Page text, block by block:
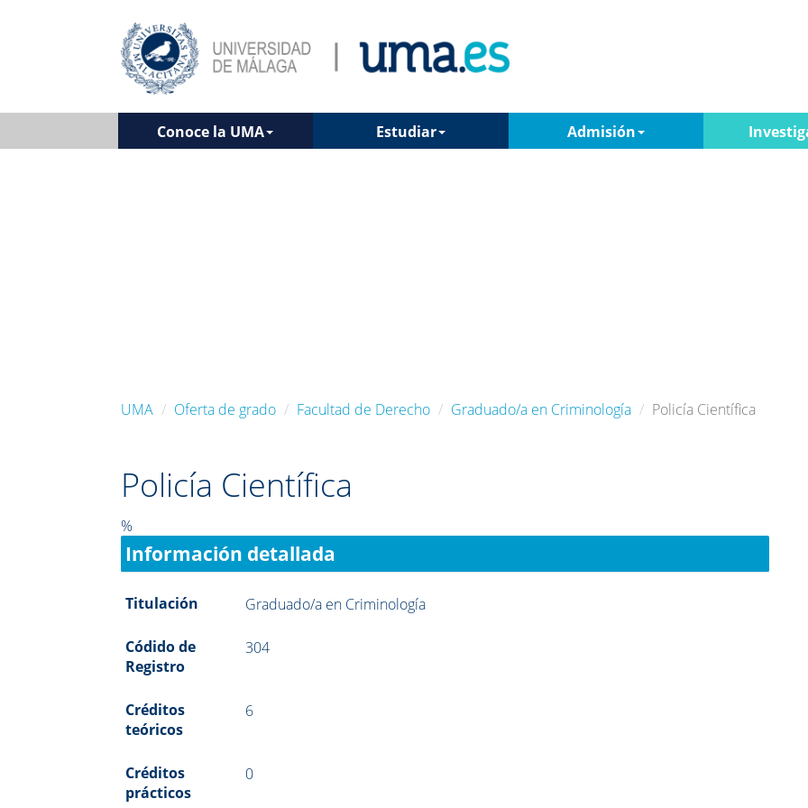
Conoce la UMA Estudiar Admisión
UMA Oferta de grado Facultad de Derecho Graduado/a en Criminología Policía Científica
Policía Científica
%
Información detallada
Titulación Graduado/a en Criminología
Códido de
Registro
304
Créditos
teóricos
6
Créditos
prácticos
0